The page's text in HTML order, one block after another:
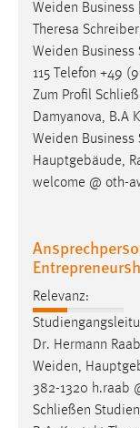
Weiden Business
Theresa
Weiden Business
115 Telefon +49
Zum Profil
Damyanova, B.A
Weiden Business
Hauptgebäude,
welcome @ oth-
Relevanz:
Dr. Hermann
Weiden,
382-1320 h.raab
Schließen
Cookie
Jahre,
Login
Name:
fe_user,
einloggen zu
Cookie
24 Stunden
STATISTIK
Statistik